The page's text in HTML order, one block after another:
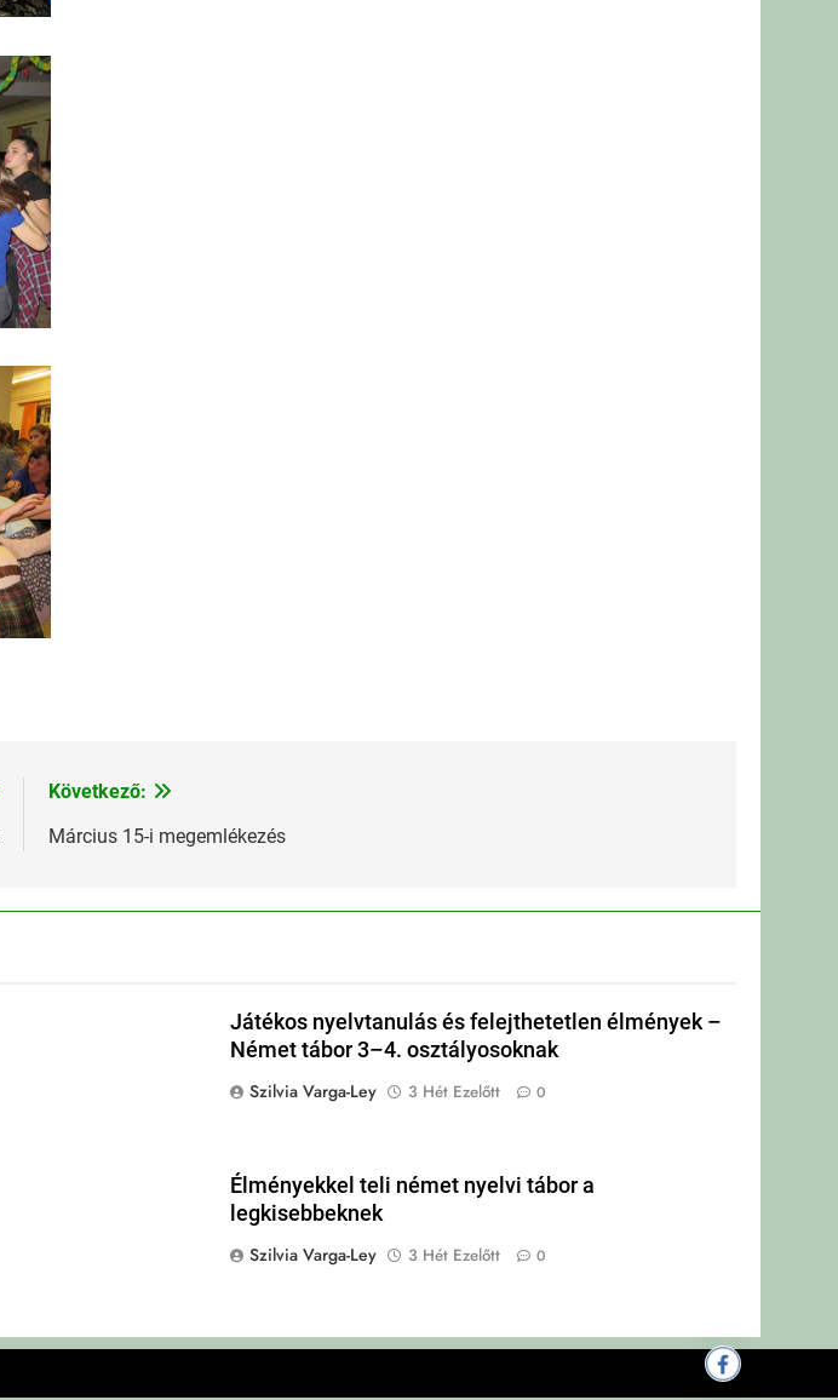
Következő:
Március 15-i megemlékezés
Játékos nyelvtanulás és felejthetetlen élmények –
Német tábor 3–4. osztályosoknak
Szilvia Varga-Ley
3 Hét Ezelőtt 0
Élményekkel teli német nyelvi tábor a
legkisebbeknek
Szilvia Varga-Ley
3 Hét Ezelőtt 0